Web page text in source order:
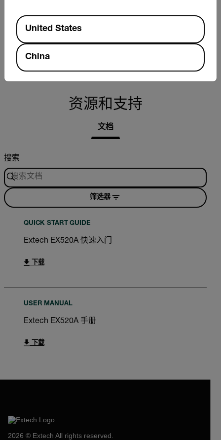
频率
电气参数：0.001 Hz 至 10 MHz，电子：0.01 Hz 至 1
kHz
资源和支持
文档
搜索
筛选器
QUICK START GUIDE
Extech EX520A 快速入门
下载
USER MANUAL
Extech EX520A 手册
下载
2026 © Extech All rights reserved.
Available Locations
United States
China